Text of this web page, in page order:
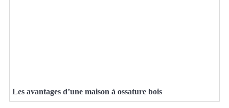
Les avantages d’une maison à ossature bois